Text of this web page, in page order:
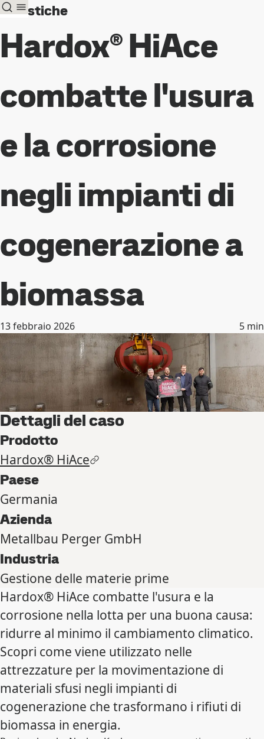
Casistiche
Hardox® HiAce
combatte l'usura
e la corrosione
negli impianti di
cogenerazione a
biomassa
13 febbraio 2026 5 min
Dettagli del caso
Prodotto
Hardox® HiAce
Paese
Germania
Azienda
Metallbau Perger GmbH
Industria
Gestione delle materie prime
Hardox® HiAce combatte l'usura e la
corrosione nella lotta per una buona causa:
ridurre al minimo il cambiamento climatico.
Scopri come viene utilizzato nelle
attrezzature per la movimentazione di
materiali sfusi negli impianti di
cogenerazione che trasformano i rifiuti di
biomassa in energia.